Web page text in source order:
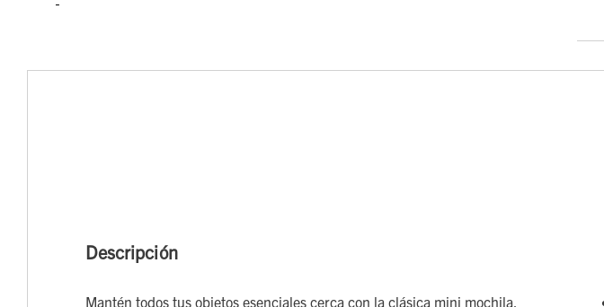
Descripción
Mantén todos tus objetos esenciales cerca con la clásica mini mochila,